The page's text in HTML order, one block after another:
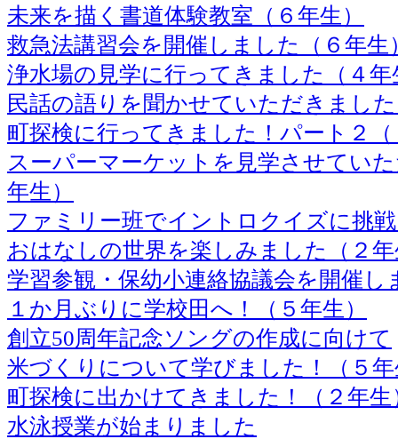
未来を描く書道体験教室（６年生）
救急法講習会を開催しました（６年生
浄水場の見学に行ってきました（４年
民話の語りを聞かせていただきまし
町探検に行ってきました！パート２（
スーパーマーケットを見学させてい
年生）
ファミリー班でイントロクイズに挑
おはなしの世界を楽しみました（２
学習参観・保幼小連絡協議会を開催し
１か月ぶりに学校田へ！（５年生）
創立50周年記念ソングの作成に向けて
米づくりについて学びました！（５
町探検に出かけてきました！（２年生
水泳授業が始まりました